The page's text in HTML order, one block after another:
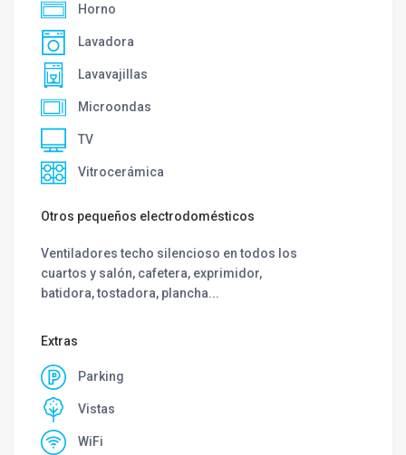
Horno
Lavadora
Lavavajillas
Microondas
TV
Vitrocerámica
Otros pequeños electrodomésticos
Ventiladores techo silencioso en todos los
cuartos y salón, cafetera, exprimidor,
batidora, tostadora, plancha...
Extras
Parking
Vistas
WiFi